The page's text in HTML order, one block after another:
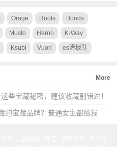
Orage Roots Bonds
Musto Herno K-Way
Ksubi Vuori es滑板鞋
More
些宝藏秘密，建议收藏别错过！
的宝藏品牌？普通女生都给我